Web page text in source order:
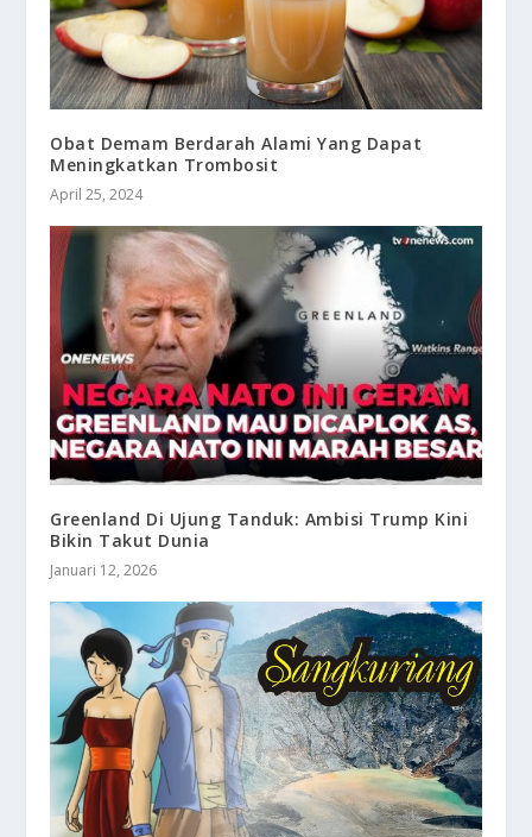
Obat Demam Berdarah Alami Yang Dapat
Meningkatkan Trombosit
April 25, 2024
Greenland Di Ujung Tanduk: Ambisi Trump Kini
Bikin Takut Dunia
Januari 12, 2026